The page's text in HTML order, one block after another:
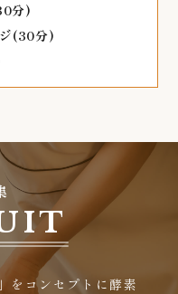
分)
(30分)
をコンセプトに酵素